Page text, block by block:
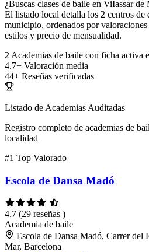
¿Buscas clases de baile en ViIassar
El listado local detalla los 2 centros de
municipio, ordenados por
estilos y precio de mensualidad.
2 Academias de baile con ficha activa
4.7+ Valoración media
44+ Reseñas verificadas
Listado de Academias Auditadas
Registro completo de academias de
localidad
#1 Top Valorado
Escola de Dansa Madó
4.7 (29 reseñas )
Academia de baile
Escola de Dansa Madó, Carrer del
Mar, Barcelona